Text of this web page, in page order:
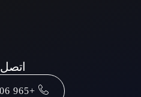
اتصل
+965 506 92333